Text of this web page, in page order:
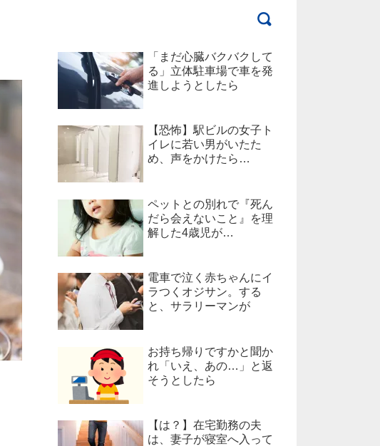
「まだ心臓バクバクして
る」立体駐車場で車を発
進しようとしたら
【恐怖】駅ビルの女子ト
イレに若い男がいたた
め、声をかけたら…
ペットとの別れで『死ん
だら会えないこと』を理
解した4歳児が…
電車で泣く赤ちゃんにイ
ラつくオジサン。する
と、サラリーマンが
お持ち帰りですかと聞か
れ「いえ、あの…」と返
そうとしたら
【は？】在宅勤務の夫
は、妻子が寝室へ入って